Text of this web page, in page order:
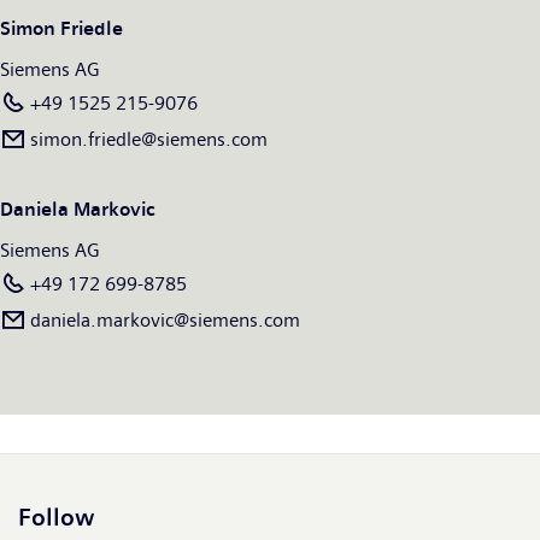
salariés. Pour de plus amples informations, retrouvez-nous sur
Internet à l’adresse :
Simon Friedle
Siemens AG
+49 1525 215-9076
simon.friedle@siemens.com
Daniela Markovic
Siemens AG
+49 172 699-8785
daniela.markovic@siemens.com
Follow